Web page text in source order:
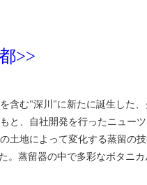
>>
含む"深川"に新たに誕生した
と、自社開発を行ったニュー
土地によって変化する蒸留の
蒸留器の中で多彩なボタニ